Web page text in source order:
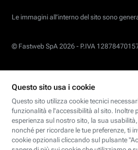
Le immagini all’interno del sito sono
© Fastweb SpA 2026 - P.IVA